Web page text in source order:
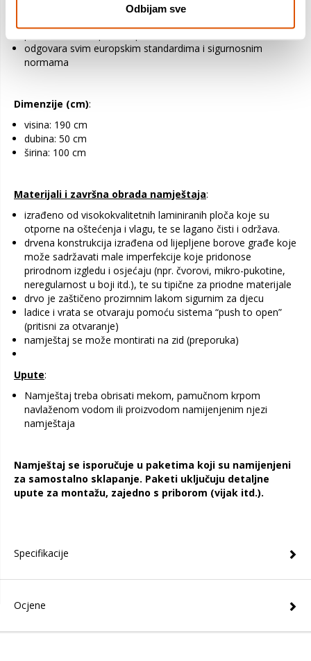
Odbijam sve
odgovara svim europskim standardima i sigurnosnim
normama
Dimenzije (cm):
visina: 190 cm
dubina: 50 cm
širina: 100 cm
Materijali i završna obrada namještaja:
izrađeno od visokokvalitetnih laminiranih ploča koje su
otporne na oštećenja i vlagu, te se lagano čisti i održava.
drvena konstrukcija izrađena od lijepljene borove građe koje
može sadržavati male imperfekcije koje pridonose
prirodnom izgledu i osjećaju (npr. čvorovi, mikro-pukotine,
neregularnost u boji itd.), te su tipične za priodne materijale
drvo je zaštičeno prozirnnim lakom sigurnim za djecu
ladice i vrata se otvaraju pomoću sistema “push to open”
(pritisni za otvaranje)
namještaj se može montirati na zid (preporuka)
Upute:
Namještaj treba obrisati mekom, pamučnom krpom
navlaženom vodom ili proizvodom namijenjenim njezi
namještaja
Namještaj se isporučuje u paketima koji su namijenjeni
za samostalno sklapanje. Paketi uključuju detaljne
upute za montažu, zajedno s priborom (vijak itd.).
Specifikacije
Ocjene